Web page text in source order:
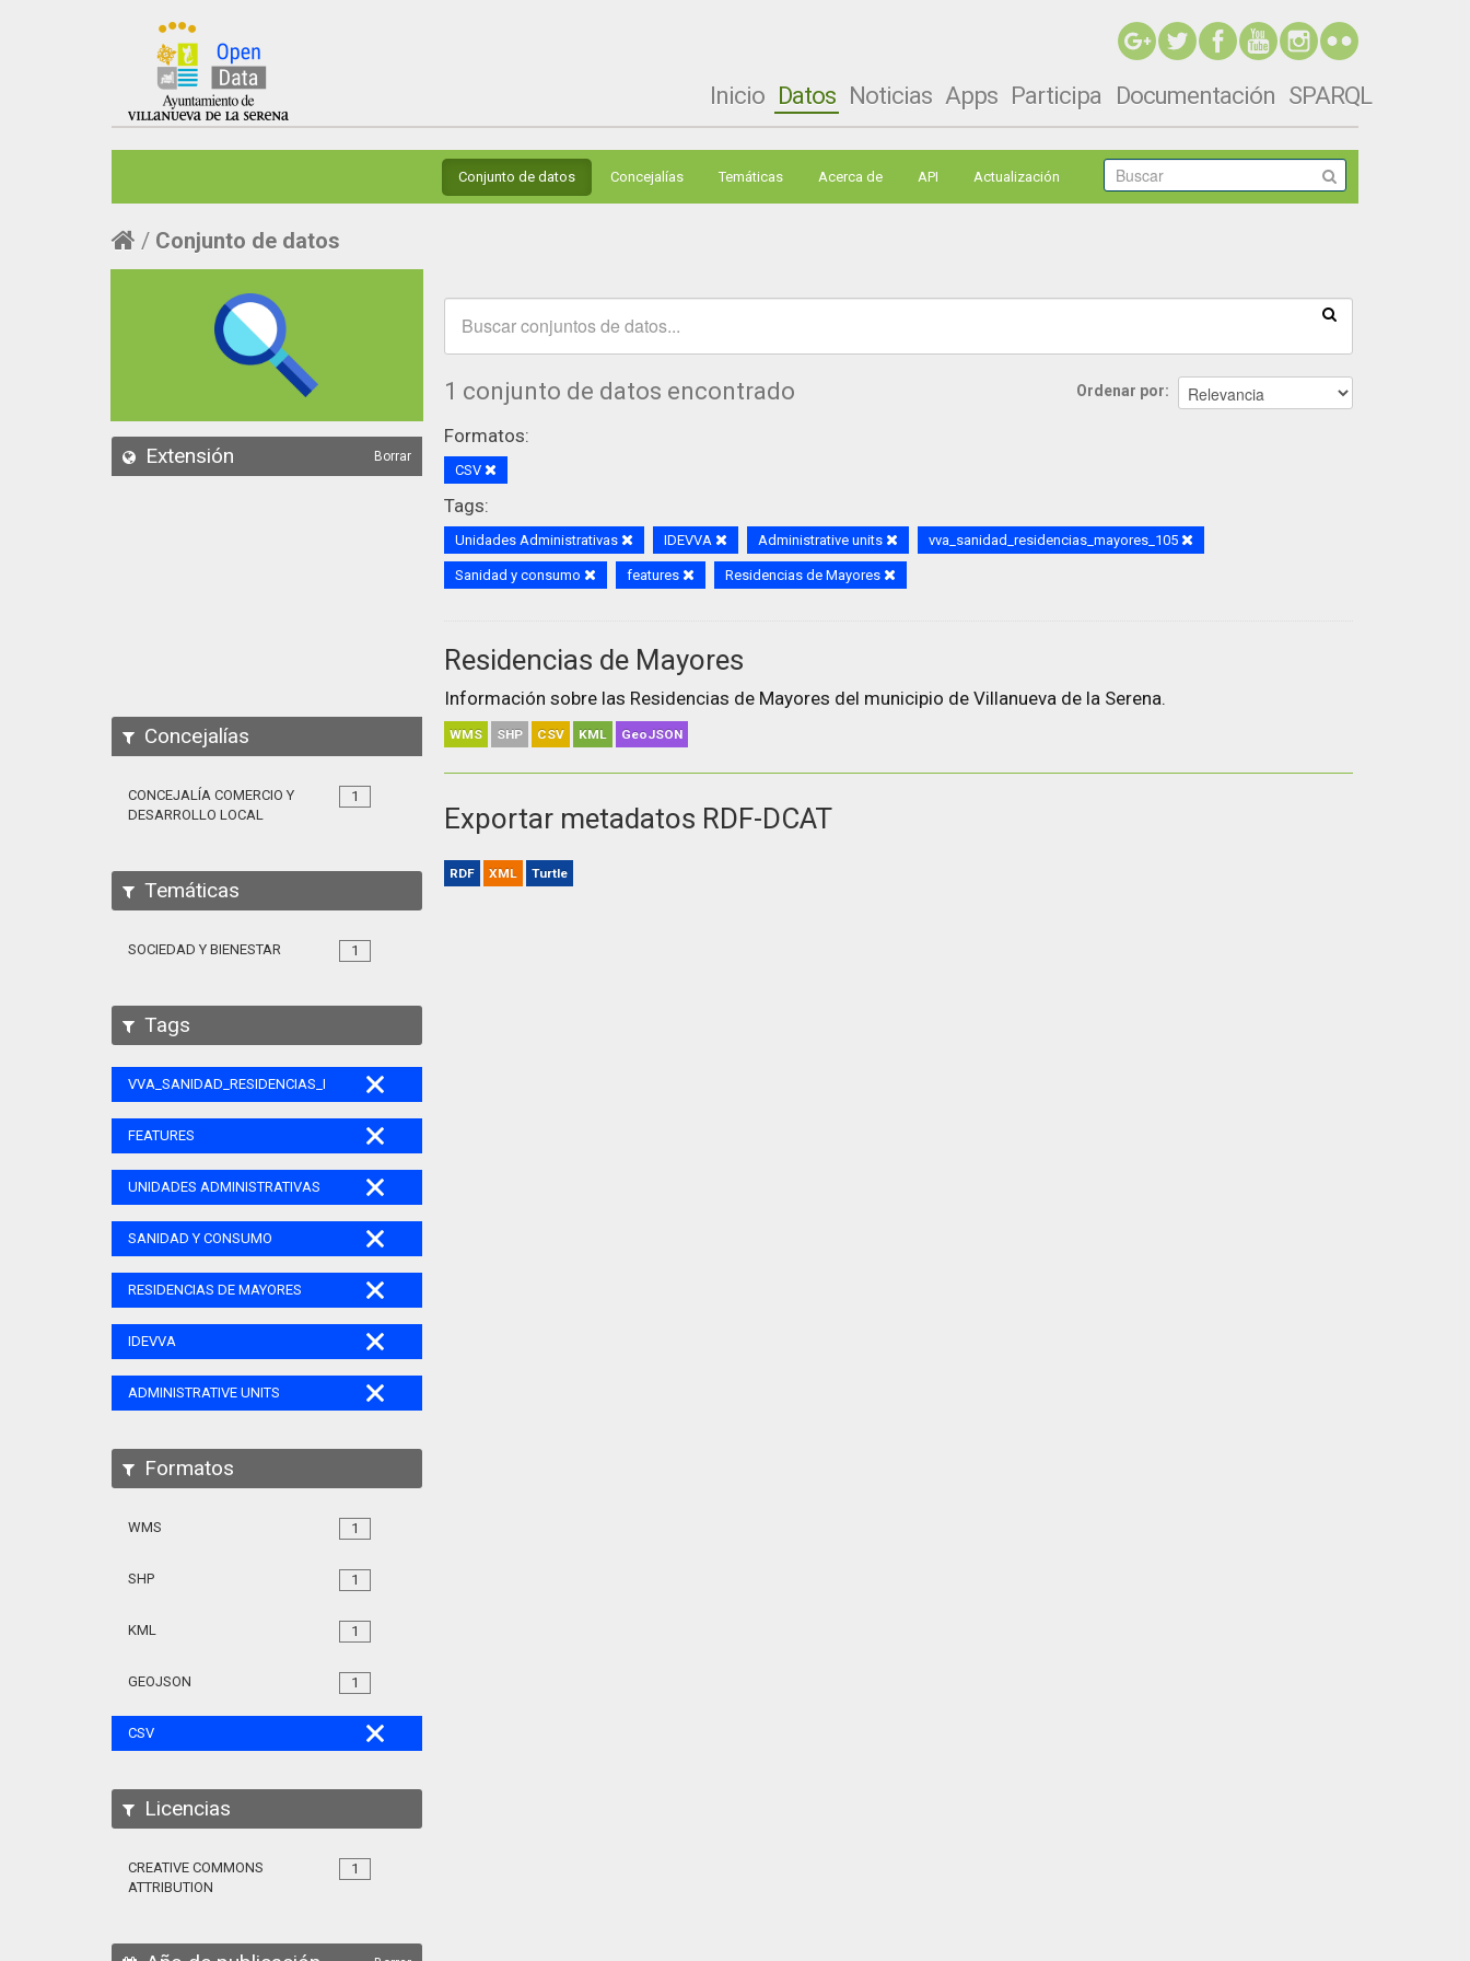
Inicio Datos Noticias Apps Participa Documentación SPARQL
Conjunto de datos Concejalías Temáticas Acerca de API Actualización
Conjunto de datos
Extensión Borrar
Concejalías
1
CONCEJALÍA COMERCIO Y
DESARROLLO LOCAL
Temáticas
1
SOCIEDAD Y BIENESTAR
Tags
VVA_SANIDAD_RESIDENCIAS_MAYORES_105
FEATURES
UNIDADES ADMINISTRATIVAS
SANIDAD Y CONSUMO
RESIDENCIAS DE MAYORES
IDEVVA
ADMINISTRATIVE UNITS
Formatos
1
WMS
1
SHP
1
KML
1
GEOJSON
CSV
Licencias
1
CREATIVE COMMONS
ATTRIBUTION
Ordenar por
1 conjunto de datos encontrado
Formatos:
CSV
Tags:
Unidades Administrativas IDEVVA Administrative units vva_sanidad_residencias_mayores_105
Sanidad y consumo features Residencias de Mayores
Residencias de Mayores
Información sobre las Residencias de Mayores del municipio de Villanueva de la Serena.
WMS SHP CSV KML GeoJSON
Exportar metadatos RDF-DCAT
RDF XML Turtle